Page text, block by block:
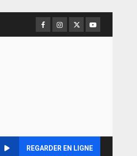
Facebook
Instagram
TwitterYoutube
REGARDER EN LIGNE